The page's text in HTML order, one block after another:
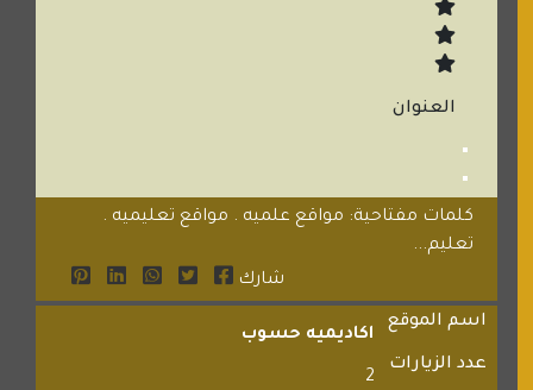
العنوان
كلمات مفتاحية: مواقع علميه . مواقع تعليميه .
تعليم...
شارك
اسم الموقع
اكاديميه حسوب
عدد الزيارات
2